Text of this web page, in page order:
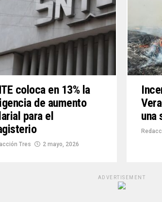
coloca en 13% la
de aumento
para el
Tres 2 mayo, 2026
una
ADVERTISEMENT